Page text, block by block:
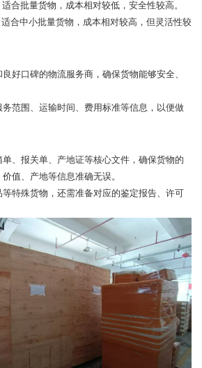
适合批量货物，成本相对较低，安全性较高。
适合中小批量货物，成本相对较高，但灵活性较
好口碑的物流服务商，确保货物能够安全、
范围、运输时间、费用标准等信息，以便做
、报关单、产地证等核心文件，确保货物的
值、产地等信息准确无误。
特殊货物，还需准备对应的鉴定报告、许可